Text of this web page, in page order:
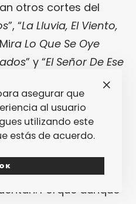
otros cortes del
”, “La Lluvia, El Viento,
ra Lo Que Se Oye
” y “El Señor De Ese
Bla
un poco más
con el día a día de
que se les tome, por
con
Porque aunque
asegurar que
al usuario
utilizando este
estás de acuerdo.
OK